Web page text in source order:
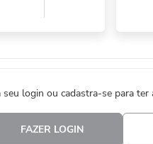
seu login ou cadastra-se para
FAZER LOGIN